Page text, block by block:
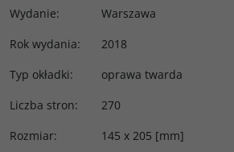
Wydanie:
Warszawa
Rok wydania:
2018
Typ okładki:
oprawa twarda
Liczba stron:
270
Rozmiar:
145 x 205 [mm]